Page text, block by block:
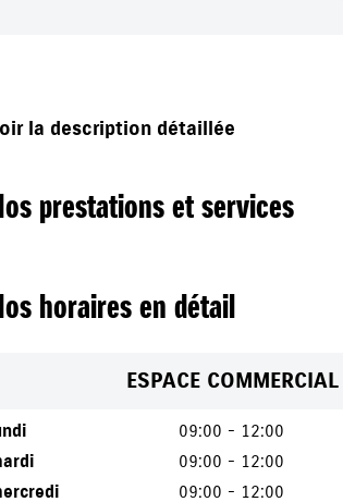
la description détaillée
prestations et services
horaires en détail
ESPACE COMMERCIAL
09:00 - 12:00
09:00 - 12:00
09:00 - 12:00